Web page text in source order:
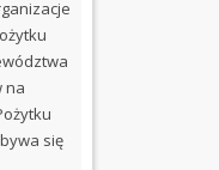
na
się